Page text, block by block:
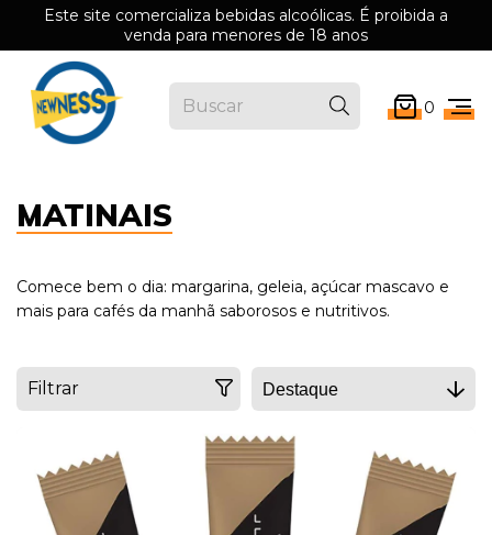
Este site comercializa bebidas alcoólicas. É proibida a
venda para menores de 18 anos
0
MATINAIS
Comece bem o dia: margarina, geleia, açúcar mascavo e
mais para cafés da manhã saborosos e nutritivos.
Filtrar